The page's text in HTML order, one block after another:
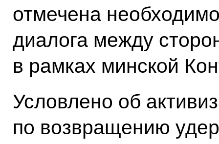
отмечена
диалога между
в рамках минской
Условлено об
по возвращению